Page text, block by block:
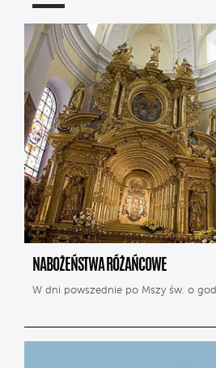
NABOŻEŃSTWA RÓŻAŃCOWE
W dni powszednie po Mszy św. o